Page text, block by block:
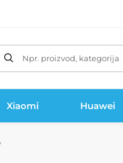
Npr. proizvod, kategorija
Xiaomi Huawei